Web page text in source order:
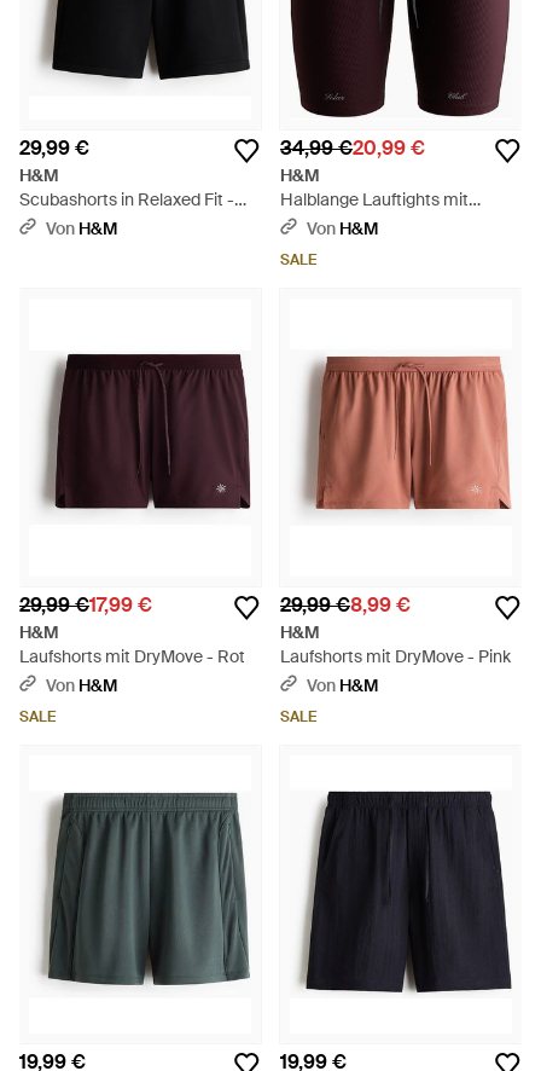
29,99 €
H&M
Scubashorts in Relaxed Fit -
Schwarz
Von H&M
34,99 €20,99 €
H&M
Halblange Lauftights mit
DryMove - Mehrfarbig
Von H&M
SALE
29,99 €17,99 €
H&M
Laufshorts mit DryMove - Rot
Von H&M
SALE
29,99 €8,99 €
H&M
Laufshorts mit DryMove - Pink
Von H&M
SALE
19,99 € 19,99 €